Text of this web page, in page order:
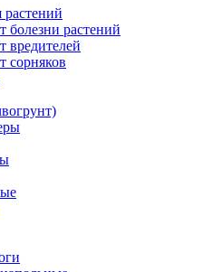
растений
болезни растений
вредителей
сорняков